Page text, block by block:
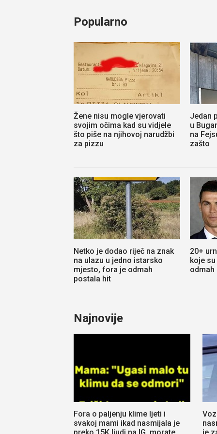
Popularno
Žene nisu mogle vjerovati
svojim očima kad su vidjele
što piše na njihovoj narudžbi
za pizzu
Jedan
u
na
zašto
Netko je dodao riječ na znak
na ulazu u jedno istarsko
mjesto, fora je odmah
postala hit
20+
koje
Najnovije
Fora o paljenju klime ljeti i
svakoj mami ikad nasmijala je